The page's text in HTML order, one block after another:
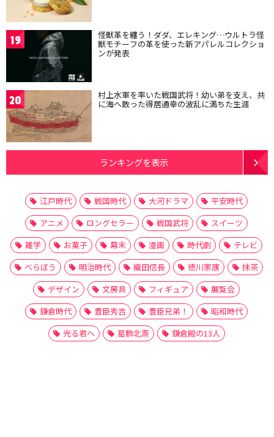
19 怪獣革を纏う！ダダ、エレキング…ウルトラ怪
獣モチーフの革を使った新アパレルコレクショ
ンが発表
20 村上水軍を率いた戦国武将！幼い弟を支え、共
に海へ散った得居通幸の波乱に満ちた生涯
ランキングを表示
江戸時代 戦国時代 大河ドラマ
平安時代
アニメ
ロングセラー 戦国武将
スイーツ
雑学
お菓子 幕末 漫画 時代劇
テレビ
べらぼう
明治時代 織田信長 徳川家康
抹茶
デザイン
文房具 フィギュア
展覧会
鎌倉時代
豊臣秀吉 豊臣兄弟！
昭和時代
光る君へ
葛飾北斎 鎌倉殿の13人